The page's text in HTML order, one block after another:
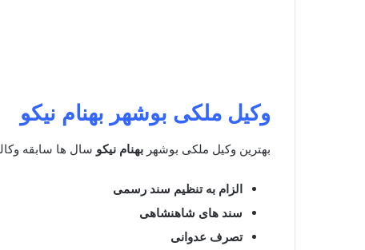
وکیل ملکی بوشهر بهنام نیکو
بهترین وکیل ملکی بوشهر بهنام نیکو سال ها سابقه
الزام به تنظیم سند رسمی
سند های شاهنشاهی
تصرف عدوانی